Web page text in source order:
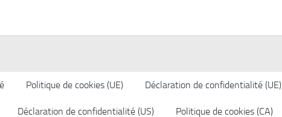
Politique de cookies (UE) Déclaration de confidentialité (UE)
Déclaration de confidentialité (US) Politique de cookies (CA)